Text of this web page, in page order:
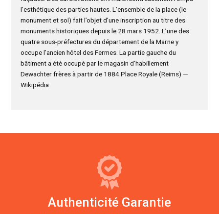
l’esthétique des parties hautes. L’ensemble de la place (le
monument et sol) fait l’objet d’une inscription au titre des
monuments historiques depuis le 28 mars 1952. L’une des
quatre sous-préfectures du département de la Marne y
occupe l’ancien hôtel des Fermes. La partie gauche du
bâtiment a été occupé par le magasin d’habillement
Dewachter frères à partir de 1884.Place Royale (Reims) —
Wikipédia
Authenticité Garantie